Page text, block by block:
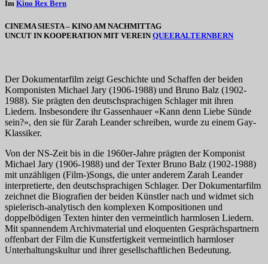
Im Kino Rex Bern
CINEMA SIESTA – KINO AM NACHMITTAG
UNCUT IN KOOPERATION MIT VEREIN QUEERALTERNBERN
Der Dokumentarfilm zeigt Geschichte und Schaffen der beiden
Komponisten Michael Jary (1906-1988) und Bruno Balz (1902-
1988). Sie prägten den deutschsprachigen Schlager mit ihren
Liedern. Insbesondere ihr Gassenhauer «Kann denn Liebe Sünde
sein?», den sie für Zarah Leander schreiben, wurde zu einem Gay-
Klassiker.
Von der NS-Zeit bis in die 1960er-Jahre prägten der Komponist
Michael Jary (1906-1988) und der Texter Bruno Balz (1902-1988)
mit unzähligen (Film-)Songs, die unter anderem Zarah Leander
interpretierte, den deutschsprachigen Schlager. Der Dokumentarfilm
zeichnet die Biografien der beiden Künstler nach und widmet sich
spielerisch-analytisch den komplexen Kompositionen und
doppelbödigen Texten hinter den vermeintlich harmlosen Liedern.
Mit spannendem Archivmaterial und eloquenten Gesprächspartnern
offenbart der Film die Kunstfertigkeit vermeintlich harmloser
Unterhaltungskultur und ihrer gesellschaftlichen Bedeutung.